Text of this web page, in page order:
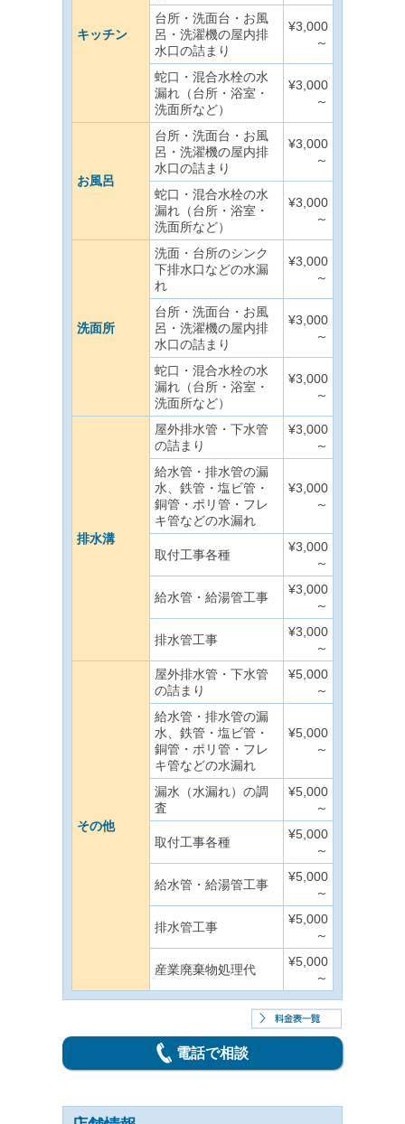
キッチン
台所・洗面台・お風
呂・洗濯機の屋内排
水口の詰まり
¥3,000
～
蛇口・混合水栓の水
漏れ（台所・浴室・
洗面所など）
¥3,000
～
お風呂
台所・洗面台・お風
呂・洗濯機の屋内排
水口の詰まり
¥3,000
～
蛇口・混合水栓の水
漏れ（台所・浴室・
洗面所など）
¥3,000
～
洗面所
洗面・台所のシンク
下排水口などの水漏
れ
¥3,000
～
台所・洗面台・お風
呂・洗濯機の屋内排
水口の詰まり
¥3,000
～
蛇口・混合水栓の水
漏れ（台所・浴室・
洗面所など）
¥3,000
～
排水溝
屋外排水管・下水管
の詰まり
¥3,000
～
給水管・排水管の漏
水、鉄管・塩ビ管・
銅管・ポリ管・フレ
キ管などの水漏れ
¥3,000
～
取付工事各種
¥3,000
～
給水管・給湯管工事
¥3,000
～
排水管工事
¥3,000
～
その他
屋外排水管・下水管
の詰まり
¥5,000
～
給水管・排水管の漏
水、鉄管・塩ビ管・
銅管・ポリ管・フレ
キ管などの水漏れ
¥5,000
～
漏水（水漏れ）の調
査
¥5,000
～
取付工事各種
¥5,000
～
給水管・給湯管工事
¥5,000
～
排水管工事
¥5,000
～
産業廃棄物処理代
¥5,000
～
電話で相談